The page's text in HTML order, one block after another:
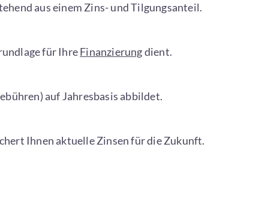
aus einem Zins- und Tilgungsanteil.
für IhreFinanzierungdient.
auf Jahresbasis abbildet.
Ihnen aktuelle Zinsen für die Zukunft.